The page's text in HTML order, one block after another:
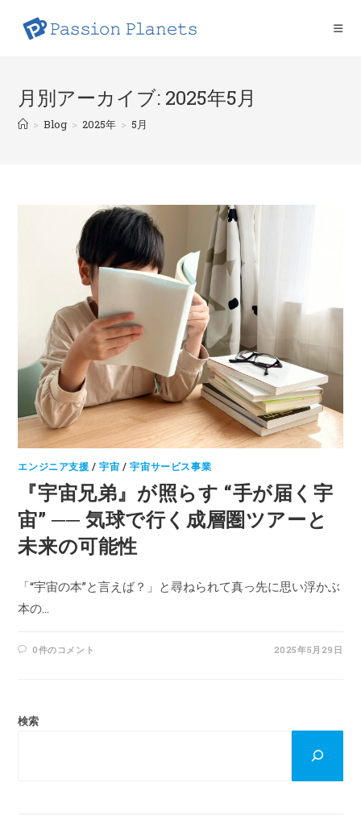
月別アーカイブ: 2025年5月
> Blog > 2025年 > 5月
エンジニア支援 /宇宙 /宇宙サービス事業
『宇宙兄弟』が照らす “手が届く宇
宙” ── 気球で行く成層圏ツアーと
未来の可能性
「“宇宙の本”と言えば？」と尋ねられて真っ先に思い浮かぶ
本の…
0件のコメント 2025年5月29日
検索